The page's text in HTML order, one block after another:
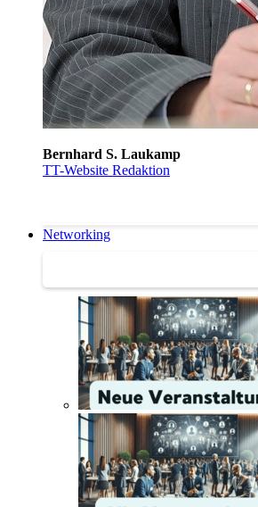
Bernhard S. Laukamp
TT-Website Redaktion
Networking